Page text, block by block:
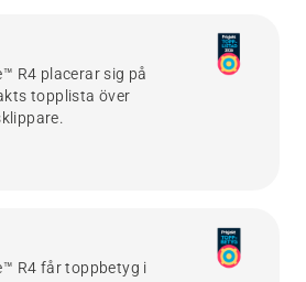
rutiner. Förvaring underlättas
samt de medföljande
R4 placerar sig på
topplista över
R4 får toppbetyg i